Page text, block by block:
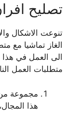
تصليح
تنوعت الاشكال
الغاز تماشيا مع
الى العمل في هذا
متطلبات العمل
مجموعة من
هذا